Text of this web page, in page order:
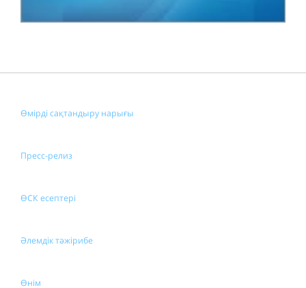
Өмірді сақтандыру нарығы
Пресс-релиз
ӨСК есептері
Әлемдік тәжірибе
Өнім